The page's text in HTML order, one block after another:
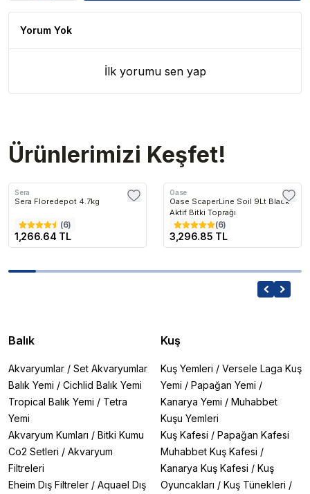
Yorum Yok
İlk yorumu sen yap
Ürünlerimizi Keşfet!
Sera
Sera Floredepot 4.7kg
(6)
1,266.64 TL
Oase
Oase ScaperLine Soil 9Lt Black
Aktif Bitki Toprağı
(6)
3,296.85 TL
Balık
Akvaryumlar / Set Akvaryumlar
Balık Yemi / Cichlid Balık Yemi
Tropical Balık Yemi / Tetra
Yemi
Akvaryum Kumları / Bitki Kumu
Co2 Setleri / Akvaryum
Filtreleri
Eheim Dış Filtreler / Aquael Dış
Kuş
Kuş Yemleri / Versele Laga Kuş
Yemi / Papağan Yemi /
Kanarya Yemi / Muhabbet
Kuşu Yemleri
Kuş Kafesi / Papağan Kafesi
Muhabbet Kuş Kafesi /
Kanarya Kuş Kafesi / Kuş
Oyuncakları / Kuş Tünekleri /